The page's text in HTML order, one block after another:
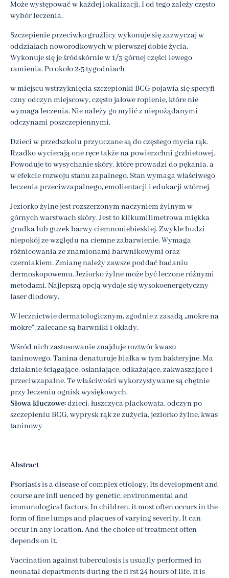
Może występować w każdej lokalizacji. I od tego zależy często
wybór leczenia.
Szczepienie przeciwko gruźlicy wykonuje się zazwyczaj w
oddziałach noworodkowych w pierwszej dobie życia.
Wykonuje się je śródskórnie w 1/3 górnej części lewego
ramienia. Po około 2-5 tygodniach
w miejscu wstrzyknięcia szczepionki BCG pojawia się specyfi
czny odczyn miejscowy, często jałowe ropienie, które nie
wymaga leczenia. Nie należy go mylić z niepożądanymi
odczynami poszczepiennymi.
Dzieci w przedszkolu przyuczane są do częstego mycia rąk.
Rzadko wycierają one ręce także na powierzchni grzbietowej.
Powoduje to wysychanie skóry, które prowadzi do pękania, a
w efekcie rozwoju stanu zapalnego. Stan wymaga właściwego
leczenia przeciwzapalnego, emolientacji i edukacji wtórnej.
Jeziorko żylne jest rozszerzonym naczyniem żylnym w
górnych warstwach skóry. Jest to kilkumilimetrowa miękka
grudka lub guzek barwy ciemnoniebieskiej. Zwykle budzi
niepokój ze względu na ciemne zabarwienie. Wymaga
różnicowania ze znamionami barwnikowymi oraz
czerniakiem. Zmianę należy zawsze poddać badaniu
dermoskopowemu. Jeziorko żylne może być leczone różnymi
metodami. Najlepszą opcją wydaje się wysokoenergetyczny
laser diodowy.
W lecznictwie dermatologicznym, zgodnie z zasadą „mokre na
mokre”, zalecane są barwniki i okłady.
Wśród nich zastosowanie znajduje roztwór kwasu
taninowego. Tanina denaturuje białka w tym bakteryjne. Ma
działanie ściągające, osłaniające, odkażające, zakwaszające i
przeciwzapalne. Te właściwości wykorzystywane są chętnie
przy leczeniu ognisk wysiękowych.
Słowa kluczowe:dzieci, łuszczyca plackowata, odczyn po
szczepieniu BCG, wyprysk rąk ze zużycia, jeziorko żylne, kwas
taninowy
Abstract
Psoriasis is a disease of complex etiology. Its development and
course are infl uenced by genetic, environmental and
immunological factors. In children, it most often occurs in the
form of fine lumps and plaques of varying severity. It can
occur in any location. And the choice of treatment often
depends on it.
Vaccination against tuberculosis is usually performed in
neonatal departments during the fi rst 24 hours of life. It is